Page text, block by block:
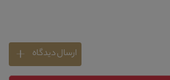
ارسال دیدگاه